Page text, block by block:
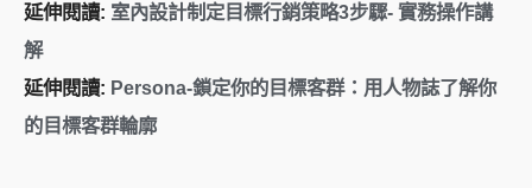
延伸閱讀: 室內設計制定目標行銷策略3步驟- 實務操作講
解
延伸閱讀: Persona-鎖定你的目標客群：用人物誌了解你
的目標客群輪廓